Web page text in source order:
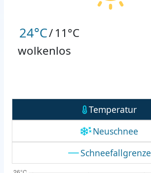
24°C/11°C
wolkenlos
Temperatur
Neuschnee
Schneefallgrenze